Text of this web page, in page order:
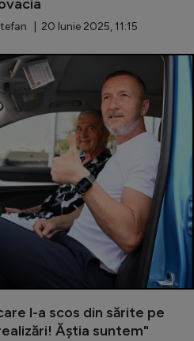
| 20 Iunie 2025, 11:15
l-a scos din sărite pe
Ăștia suntem"